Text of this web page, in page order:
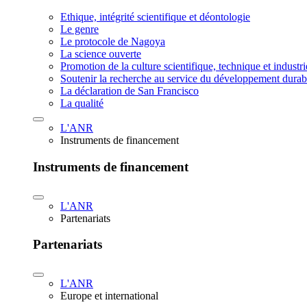
Ethique, intégrité scientifique et déontologie
Le genre
Le protocole de Nagoya
La science ouverte
Promotion de la culture scientifique, technique et
Soutenir la recherche au service du développement
La déclaration de San Francisco
La qualité
L'ANR
Instruments de financement
Instruments de financement
L'ANR
Partenariats
Partenariats
L'ANR
Europe et international